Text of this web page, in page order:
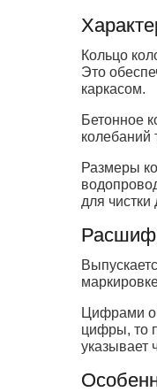
Кольцо
Это
каркасом.
Бетонное
колебаний
Размеры
для
Цифрами
цифры, то
указывает